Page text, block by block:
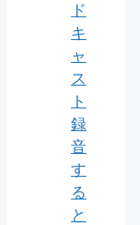
ド
キ
ャ
ス
ト
録
音
す
る
と